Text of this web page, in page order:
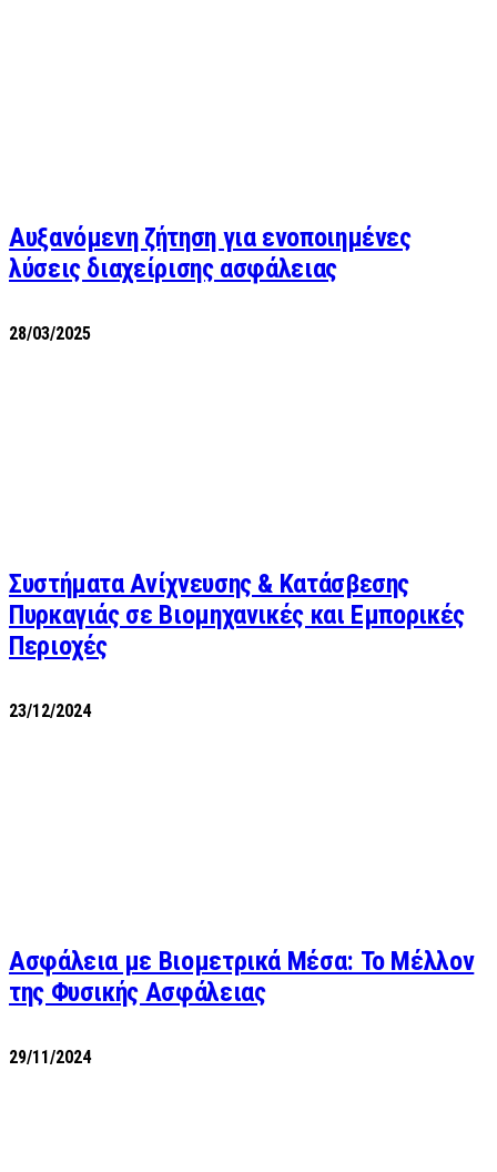
Αυξανόμενη ζήτηση για ενοποιημένες
λύσεις διαχείρισης ασφάλειας
28/03/2025
Συστήματα Ανίχνευσης & Κατάσβεσης
Πυρκαγιάς σε Βιομηχανικές και Εμπορικές
Περιοχές
23/12/2024
Ασφάλεια με Βιομετρικά Μέσα: Το Μέλλον
της Φυσικής Ασφάλειας
29/11/2024